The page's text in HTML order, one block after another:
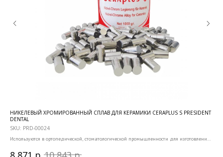
НИКЕЛЕВЫЙ ХРОМИРОВАННЫЙ СПЛАВ ДЛЯ КЕРАМИКИ CERAPLUS S PRESIDENT
DENTAL
SKU: PRD-00024
Используются в ортопедической, стоматологической промышленности для изготовления